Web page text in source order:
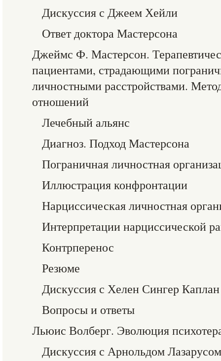
Дискуссия с Джеем Хейли
Ответ доктора Мастерсона
Джеймс Ф. Мастерсон.
пациентами, страдающими
личностными расстройствами.
отношений
Лечебный альянс
Диагноз. Подход Мастерсона
Пограничная личностная
Иллюстрация конфронтации
Нарциссическая личностная
Интерпретации нарциссической
Контрперенос
Резюме
Дискуссия с Хелен Сингер Каплан
Вопросы и ответы
Льюис Волберг. Эволюция
Дискуссия с Арнольдом Лазарусом